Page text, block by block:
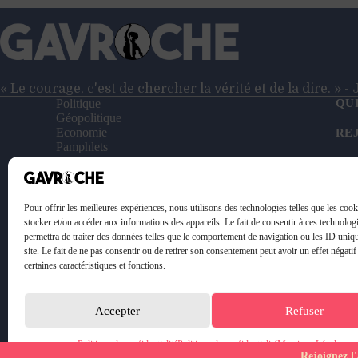
Pour offrir les meilleures expériences, nous utilisons des technologies telles que les
stocker et/ou accéder aux informations des appareils. Le fait de consentir à ces
permettra de traiter des données telles que le comportement de navigation ou les ID
site. Le fait de ne pas consentir ou de retirer son consentement peut avoir un effet
certaines caractéristiques et fonctions.
Accepter Refuser
Politique de confidentialitéPolitique de confidentialitéMentions Légales
du
Levant
« Le courage, c'est de chercher la vérité et de la dire. » -
Politique
Géopolitique
Economie
Pamphlets
Entretiens
Reportages
Le Petit Gavroche